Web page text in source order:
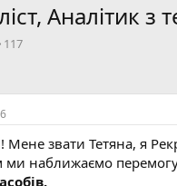
Аналітик з
П
е
г
л
я
д
и
117
Мене звати Тетяна, я
ми наближаємо